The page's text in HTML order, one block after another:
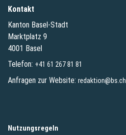
Kontakt
Kanton Basel-Stadt
Marktplatz 9
4001 Basel
Telefon: +41 61 267 81 81
Anfragen zur Website: redaktion@bs.ch
Nutzungsregeln